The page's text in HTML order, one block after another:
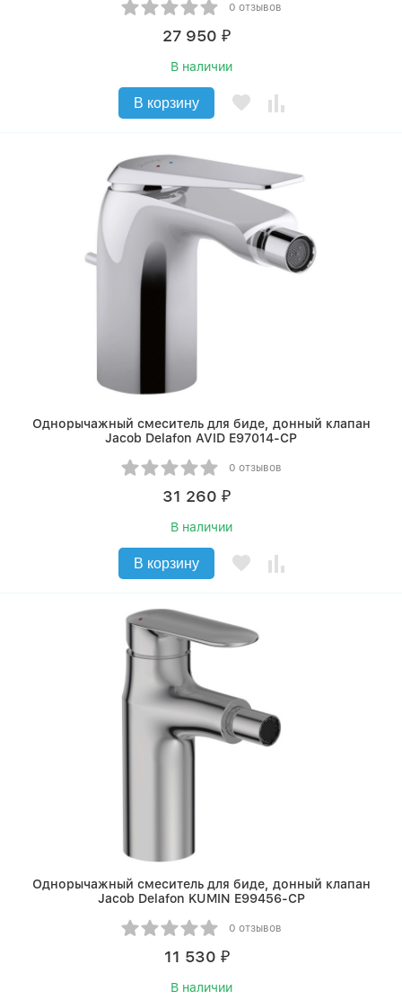
0 отзывов
27 950 ₽
В наличии
В корзину
Однорычажный смеситель для биде, донный клапан
Jacob Delafon AVID E97014-CP
0 отзывов
31 260 ₽
В наличии
В корзину
Однорычажный смеситель для биде, донный клапан
Jacob Delafon KUMIN E99456-CP
0 отзывов
11 530 ₽
В наличии